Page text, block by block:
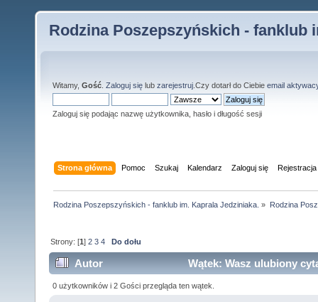
Rodzina Poszepszyńskich - fanklub
Witamy, Gość Zaloguj się lub zarejestruj .Czy dotarł do Ciebie email
Zaloguj się podając nazwę użytkownika, hasło i długość sesji
Strona główna Pomoc Szukaj Kalendarz Zaloguj się Rejestracja
Rodzina Poszepszyńskich - fanklub im. Kaprala Jedziniaka. » Rodzina
Strony: [1]2 3 4 Do dołu
Autor Wątek: Wasz ulubiony
0 użytkowników i 2 Gości przegląda ten wątek.